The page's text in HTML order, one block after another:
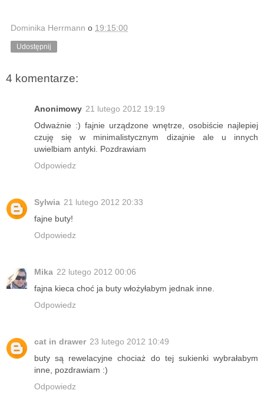
Dominika Herrmann o 19:15:00
Udostępnij
4 komentarze:
Anonimowy 21 lutego 2012 19:19
Odważnie :) fajnie urządzone wnętrze, osobiście najlepiej
czuję się w minimalistycznym dizajnie ale u innych
uwielbiam antyki. Pozdrawiam
Odpowiedz
Sylwia 21 lutego 2012 20:33
fajne buty!
Odpowiedz
Mika 22 lutego 2012 00:06
fajna kieca choć ja buty włożyłabym jednak inne.
Odpowiedz
cat in drawer 23 lutego 2012 10:49
buty są rewelacyjne chociaż do tej sukienki wybrałabym
inne, pozdrawiam :)
Odpowiedz